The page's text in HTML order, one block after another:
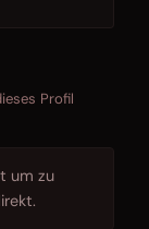
Profil
um zu